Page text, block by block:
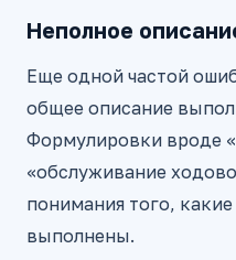
Неполное
Еще одной частой
общее описание
Формулировки вроде
«обслуживание
понимания того,
выполнены.